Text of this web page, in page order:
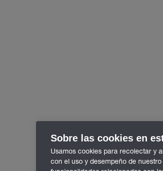
Sobre las cookies en
Usamos cookies para recolectar y
con el uso y desempeño de